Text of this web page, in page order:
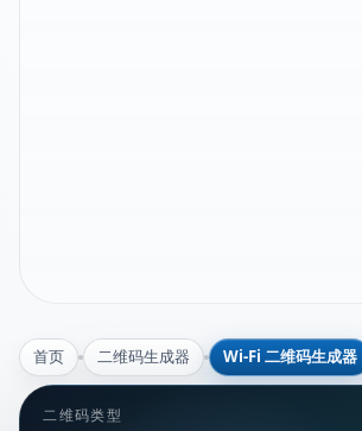
首页 二维码生成器 Wi-Fi 二维码生成器
二维码类型